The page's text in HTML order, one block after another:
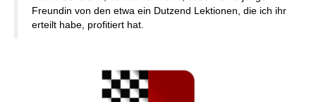
Freundin von den etwa ein Dutzend Lektionen, die ich ihr
erteilt habe, profitiert hat.